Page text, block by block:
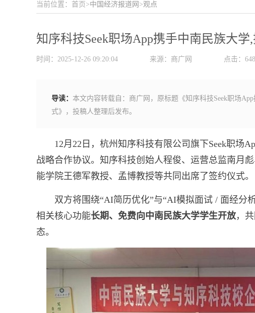
当前位置：首页>中国经济报道网 >观点
知序科技Seek职场App携手中南民族大
时间：2025-12-26 09:20:04 来源：商广网 点击：
导读： 本文内容转载自：商广网，原标题《知序科技Seek职场
式》，投稿人整理后发布。
12月22日，杭州知序科技有限公司旗下Seek职场
战略合作协议。知序科技创始人程俊、运营总监南月
能学院王德军教授、孟博教授等共同出席了签约仪式。
双方将围绕“AI简历优化”与“AI模拟面试 / 面经分
相关核心功能长期、免费向中南民族大学学生开放，
态。